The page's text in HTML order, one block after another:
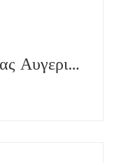
«Τρεις κόρες», της Σοφίας Αυγερινού, εκδ. Νεφέλη